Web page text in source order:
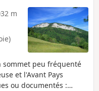
m
sommet peu fréquenté
et l'Avant Pays
ou documentés :